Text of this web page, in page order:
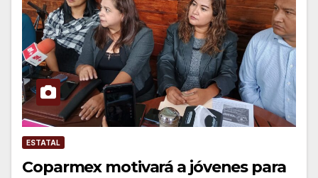
ESTATAL
Coparmex motivará a jóvenes para